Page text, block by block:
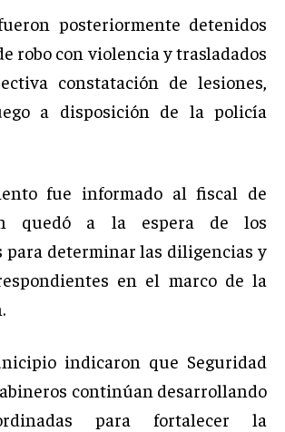
posteriormente detenidos
robo con violencia y trasladados
constatación de lesiones,
a disposición de la policía
fue informado al fiscal de
quedó a la espera de los
para determinar las diligencias y
en el marco de la
indicaron que Seguridad
continúan desarrollando
para fortalecer la